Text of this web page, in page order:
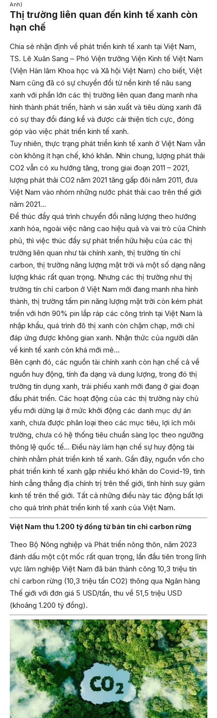
Anh)
Thị trường liên quan đến kinh tế xanh còn
hạn chế
Chia sẻ nhận định về phát triển kinh tế xanh tại Việt Nam,
TS. Lê Xuân Sang – Phó Viện trưởng Viện Kinh tế Việt Nam
(Viện Hàn lâm Khoa học và Xã hội Việt Nam) cho biết, Việt
Nam cũng đã có sự chuyển đổi từ nền kinh tế nâu sang
xanh với phần lớn các thị trường liên quan đang manh nha
hình thành phát triển, hành vi sản xuất và tiêu dùng xanh đã
có sự thay đổi đáng kể và được cải thiện tích cực, đóng
góp vào việc phát triển kinh tế xanh.
Tuy nhiên, thực trạng phát triển kinh tế xanh ở Việt Nam vẫn
còn không ít hạn chế, khó khăn. Nhìn chung, lượng phát thải
CO2 vẫn có xu hướng tăng, trong giai đoạn 2011 – 2021,
lượng phát thải CO2 năm 2021 tăng gấp đôi năm 2011, đưa
Việt Nam vào nhóm những nước phát thải cao trên thế giới
năm 2021…
Để thúc đẩy quá trình chuyển đổi năng lượng theo hướng
xanh hóa, ngoài việc nâng cao hiệu quả và vai trò của Chính
phủ, thì việc thúc đẩy sự phát triển hữu hiệu của các thị
trường liên quan như tài chính xanh, thị trường tín chỉ
carbon, thị trường năng lượng mặt trời và một số dạng năng
lượng khác rất quan trọng. Nhưng các thị trường như thị
trường tín chỉ carbon ở Việt Nam mới đang manh nha hình
thành, thị trường tấm pin năng lượng mặt trời còn kém phát
triển với hơn 90% pin lắp ráp các công trình tại Việt Nam là
nhập khẩu, quá trình đô thị xanh còn chậm chạp, mới chỉ
đáp ứng được không gian xanh. Nhận thức của người dân
về kinh tế xanh còn khá mới mẻ…
Bên cạnh đó, các nguồn tài chính xanh còn hạn chế cả về
nguồn huy động, tính đa dạng và dung lượng, trong đó thị
trường tín dụng xanh, trái phiếu xanh mới đang ở giai đoạn
đầu phát triển. Các hoạt động của các thị trường này chủ
yếu mới dừng lại ở mức khởi động các danh mục dự án
xanh, chưa được phân loại theo các mục tiêu, lợi ích môi
trường, chưa có hệ thống tiêu chuẩn sàng lọc theo ngưỡng
thông lệ quốc tế… Điều này làm hạn chế sự huy động tài
chính nhằm phát triển kinh tế xanh. Gần đây, nguồn vốn cho
phát triển kinh tế xanh gặp nhiều khó khăn do Covid-19, tình
hình cẳng thẳng địa chính trị trên thế giới, tình hình suy giảm
kinh tế trên thế giới. Tất cả những điều này tác động bất lợi
cho quá trình phát triển kinh tế xanh của Việt Nam.
Việt Nam thu 1.200 tỷ đồng từ bán tín chỉ carbon rừng
Theo Bộ Nông nghiệp và Phát triển nông thôn, năm 2023
đánh dấu một cột mốc rất quan trọng, lần đầu tiên trong lĩnh
vực lâm nghiệp Việt Nam đã bán thành công 10,3 triệu tín
chỉ carbon rừng (10,3 triệu tấn CO2) thông qua Ngân hàng
Thế giới với đơn giá 5 USD/tấn, thu về 51,5 triệu USD
(khoảng 1.200 tỷ đồng).